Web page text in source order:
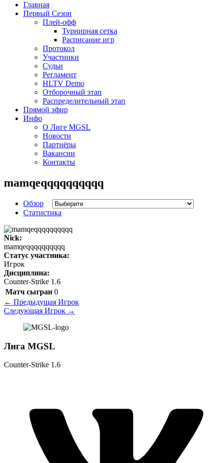
Главная
Первый Сезон
Плей-офф
Турнирная сетка
Расписание игр
Протокол
Участники
Судьи
Регламент
HLTV Demo
Отборочный этап
Распределительный этап
Прямой эфир
Инфо
О Лиге MGSL
Новости
Партнёры
Вакансии
Контакты
mamqeqqqqqqqqqq
Обзор
Статистика
Nick:
mamqeqqqqqqqqqq
Статус участника:
Игрок
Дисциплина:
Counter-Strike 1.6
Матч сыгран 0
← Предыдущая Игрок
Следующая Игрок →
Лига MGSL
Counter-Strike 1.6